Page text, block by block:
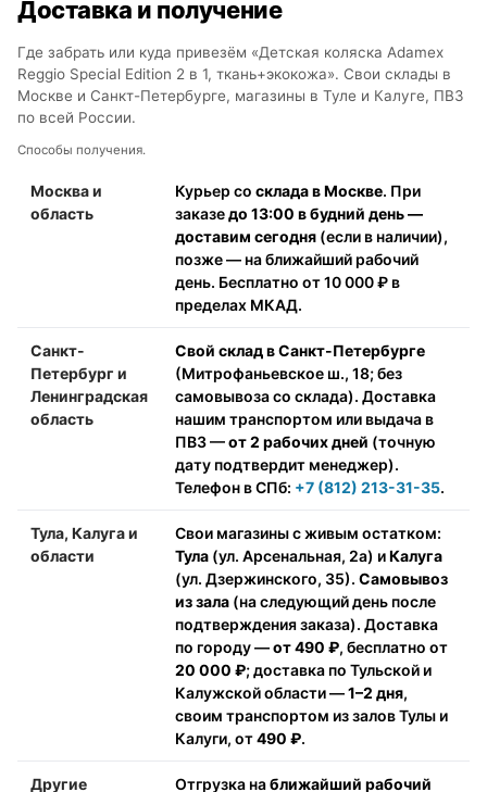
Доставка и получение
Где забрать или куда привезём «Детская коляска Adamex
Reggio Special Edition 2 в 1, ткань+экокожа». Свои склады в
Москве и Санкт-Петербурге, магазины в Туле и Калуге, ПВЗ
по всей России.
Способы получения.
Москва и
область
Курьер со склада в Москве. При
заказедо 13:00 в будний день —
доставим сегодня (если в наличии),
позже — на ближайший рабочий
день. Бесплатно от 10 000 ₽ в
пределах МКАД.
Санкт-
Петербург и
Ленинградская
область
Свой склад в Санкт-Петербурге
(Митрофаньевское ш., 18; без
самовывоза со склада). Доставка
нашим транспортом или выдача в
ПВЗ —от 2 рабочих дней (точную
дату подтвердит менеджер).
Телефон в СПб: +7 (812) 213-31-35.
Тула, Калуга и
области
Свои магазины с живым остатком:
Тула (ул. Арсенальная, 2а) иКалуга
(ул. Дзержинского, 35). Самовывоз
из зала (на следующий день после
подтверждения заказа). Доставка
по городу —от 490 ₽, бесплатно от
20 000 ₽; доставка по Тульской и
Калужской области —1–2 дня,
своим транспортом из залов Тулы и
Калуги, от490 ₽.
Другие Отгрузка наближайший рабочий